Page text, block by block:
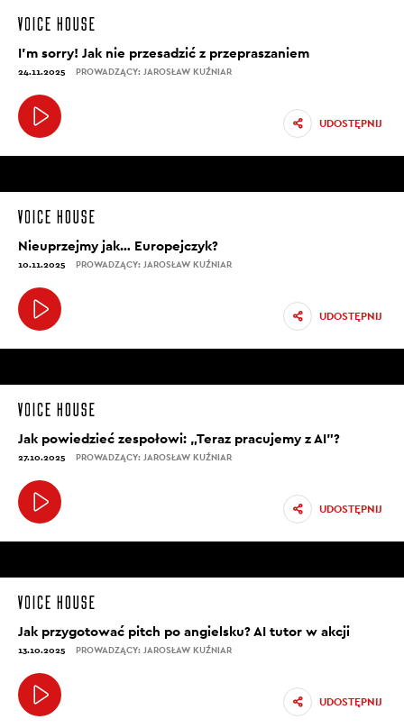
I’m sorry! Jak nie przesadzić z przepraszaniem
24.11.2025 PROWADZĄCY: JAROSŁAW KUŹNIAR
UDOSTĘPNIJ
Nieuprzejmy jak… Europejczyk?
10.11.2025 PROWADZĄCY: JAROSŁAW KUŹNIAR
UDOSTĘPNIJ
Jak powiedzieć zespołowi: „Teraz pracujemy z AI”?
27.10.2025 PROWADZĄCY: JAROSŁAW KUŹNIAR
UDOSTĘPNIJ
Jak przygotować pitch po angielsku? AI tutor w akcji
13.10.2025 PROWADZĄCY: JAROSŁAW KUŹNIAR
UDOSTĘPNIJ